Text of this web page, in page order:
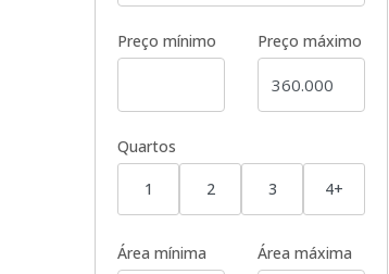
Preço mínimo Preço máximo
Quartos
1 2 3 4+
Área mínima Área máxima